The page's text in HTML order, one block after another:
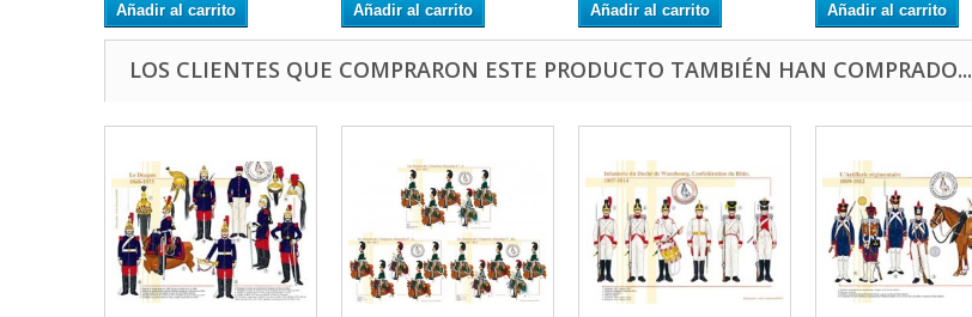
Añadir al carrito Añadir al carrito Añadir al carrito Añadir al carrito
LOS CLIENTES QUE COMPRARON ESTE PRODUCTO TAMBIÉN HAN COMPRADO...